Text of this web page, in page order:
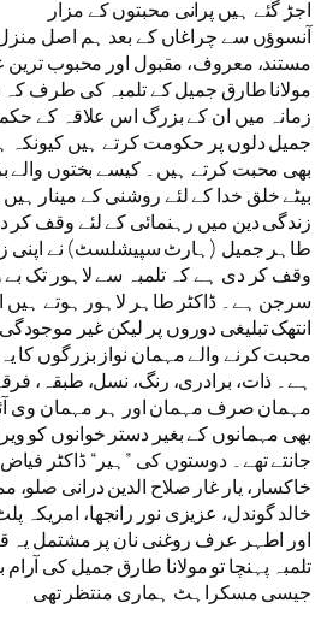
اجڑ گئے ہیں پرانی محبتوں کے مزار
آنسوؤں سے چراغاں کے بعد ہم اصل
مستند، معروف، مقبول اور محبوب
مولانا طارق جمیل کے تلمبہ کی طرف
زمانہ میں ان کے بزرگ اس علاقہ کے
جمیل دلوں پر حکومت کرتے ہیں
بھی محبت کرتے ہیں۔ کیسے بختوں والے
بیٹے خلق خدا کے لئے روشنی کے مینار
زندگی دین میں رہنمائی کے لئے وقف کر
طاہر جمیل (ہارٹ سپیشلسٹ) نے اپنی
وقف کر دی ہے کہ تلمبہ سے لاہور تک بے
سرجن ہے۔ ڈاکٹر طاہر لاہور ہوتے ہیں
انتھک تبلیغی دوروں پر لیکن غیر
محبت کرنے والے مہمان نواز بزرگوں کا یہ
ہے۔ ذات، برادری، رنگ، نسل، طبقہ،
مہمان صرف مہمان اور ہر مہمان وی
بھی مہمانوں کے بغیر دستر خوانوں کو
جانتے تھے۔ دوستوں کی ”ہیر“ ڈاکٹر
خاکسار، یار غار صلاح الدین درانی صلو،
خالد گوندل، عزیزی نور رانجھا، امریکہ
اور اطہر عرف روغنی نان پر مشتمل یہ
تلمبہ پہنچا تو مولانا طارق جمیل کی
جیسی مسکراہٹ ہماری منتظر تھی